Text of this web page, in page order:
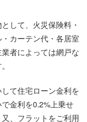
して、火災保険料・
カーテン代・各居室
者によっては網戸な
て住宅ローン金利を
金利を0.2%上乗せ
、フラットをご利用